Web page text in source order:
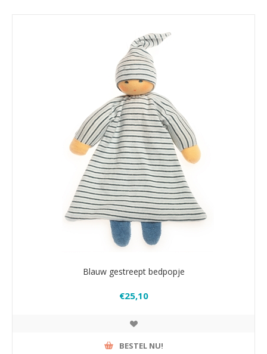
Blauw gestreept bedpopje
€25,10
BESTEL NU!